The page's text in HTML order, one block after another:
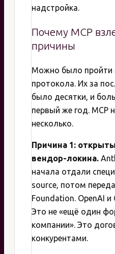
надстройка.
Почему MCP
причины
Можно было
протокола. Их за
было десятки, и
первый же год. MCP
несколько.
Причина 1:
вендор-локина.
начала отдали
source, потом
Foundation. OpenAI
Это не «ещё один
компании». Это
конкурентами.